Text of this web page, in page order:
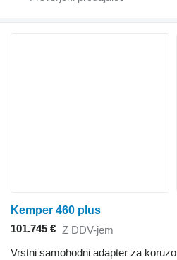
Kemper 460 plus
101.745 € Z DDV-jem
Vrstni samohodni adapter za koruzo